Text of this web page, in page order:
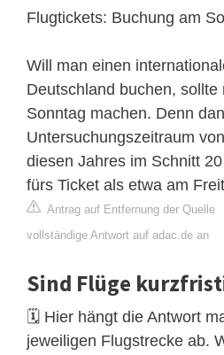
Flugtickets: Buchung am
Will man einen
Deutschland buchen, sollte
Sonntag machen. Denn
Untersuchungszeitraum
diesen Jahres im Schnitt
fürs Ticket als etwa am
Antrag auf Entfernung der Quelle
vollständige Antwort auf adac.de an
Sind Flüge
🗓️ Hier hängt die Antwort
jeweiligen Flugstrecke ab.